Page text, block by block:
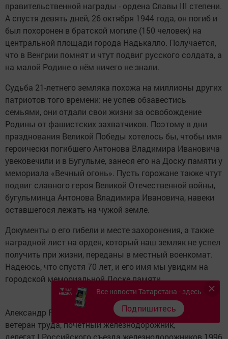
правительственной награды - ордена Славы III степени.
А спустя девять дней, 26 октября 1944 года, он погиб и
был похоронен в братской могиле (150 человек) на
центральной площади города Надькалло. Получается,
что в Венгрии помнят и чтут подвиг русского солдата, а
на малой Родине о нём ничего не знали.
Судьба 21-летнего земляка похожа на миллионы других
патриотов того времени: не успев обзавестись
семьями, они отдали свои жизни за освобождение
Родины от фашистских захватчиков. Поэтому в дни
празднования Великой Победы хотелось бы, чтобы имя
героически погибшего Антонова Владимира Ивановича
увековечили и в Бугульме, занеся его на Доску памяти у
мемориала «Вечный огонь». Пусть горожане также чтут
подвиг славного героя Великой Отечественной войны,
бугульминца Антонова Владимира Ивановича, навеки
оставшегося лежать на чужой земле.
Документы о его гибели и месте захоронения, а также
наградной лист на орден, который наш земляк не успел
получить при жизни, переданы в местный военкомат.
Надеюсь, что спустя 70 лет, и его имя мы увидим на
городской мемориальной Доске памяти.
Александр РАССАДИН,
ветеран труда, почётный железнодорожник,
делегат I Российского съезда железнодорожников 1996
Все новости Татарстана - здесь
Подпишитесь